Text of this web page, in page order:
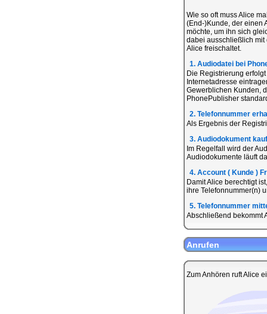
Wie so oft muss Alice
(End-)Kunde, der einen
möchte, um ihn sich
dabei ausschließlich mit
Alice freischaltet.
1. Audiodatei bei
Die Registrierung
Internetadresse
Gewerblichen Kunden,
PhonePublisher
2. Telefonnummer
Als Ergebnis der
3. Audiodokument
Im Regelfall wird der
Audiodokumente läuft
4. Account ( Kunde )
Damit Alice berechtigt
ihre Telefonnummer(n)
5. Telefonnummer
Abschließend bekommt
Anrufen
Zum Anhören ruft Alice